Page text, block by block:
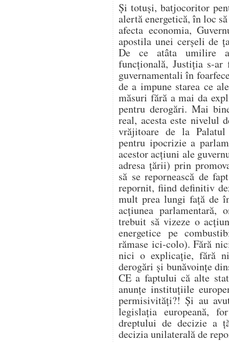
Și totuși, batjocoritor
alertă energetică, în loc
afecta economia,
apostila unei cerșeli de
De ce atâta umilire
funcțională, Justiția s-
guvernamentali în
de a impune starea ce
măsuri fără a mai da
pentru derogări. Mai
real, acesta este nivelul
vrăjitoare de la
pentru ipocrizie a
acestor acțiuni ale
adresa țării) prin
să se repornească de
repornit, fiind definitiv
mult prea lungi față de
acțiunea
trebuit să vizeze o
energetice pe
rămase ici-colo). Fără
nici o explicație, fără
derogări și bunăvoințe
CE a faptului că alte
anunțe instituțiile
permisivități?! Și au
legislația europeană,
dreptului de decizie a
decizia unilaterală de